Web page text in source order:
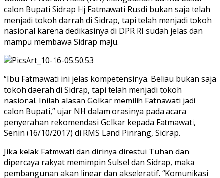
calon Bupati Sidrap Hj Fatmawati Rusdi bukan saja telah
menjadi tokoh darrah di Sidrap, tapi telah menjadi tokoh
nasional karena dedikasinya di DPR RI sudah jelas dan
mampu membawa Sidrap maju.
“Ibu Fatmawati ini jelas kompetensinya. Beliau bukan saja
tokoh daerah di Sidrap, tapi telah menjadi tokoh
nasional. Inilah alasan Golkar memilih Fatnawati jadi
calon Bupati,” ujar NH dalam orasinya pada acara
penyerahan rekomendasi Golkar kepada Fatmawati,
Senin (16/10/2017) di RMS Land Pinrang, Sidrap.
Jika kelak Fatmwati dan dirinya direstui Tuhan dan
dipercaya rakyat memimpin Sulsel dan Sidrap, maka
pembangunan akan linear dan akseleratif. “Komunikasi